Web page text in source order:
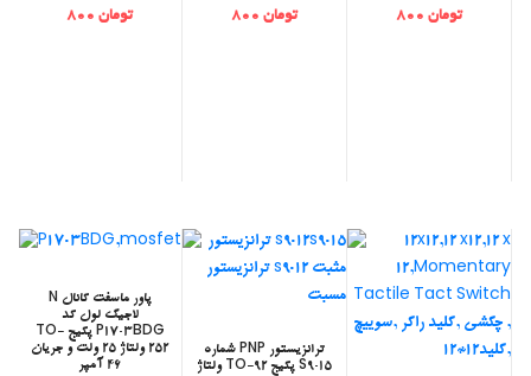
تومان 800 تومان 800 تومان 800
‫پاور ماسفت کانال N
لاجیک لول کد
P1703BDG پکیج TO-
252 ولتاژ 25 ولت و جریان
46 آمپر
‫ترانزیستور PNP شماره
S9015 پکیج TO-92 ولتاژ